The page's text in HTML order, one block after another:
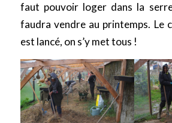
faut pouvoir loger dans la
faudra vendre au printemps. Le
est lancé, on s’y met tous !